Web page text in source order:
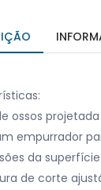
ossos
empurrador
da
de corte